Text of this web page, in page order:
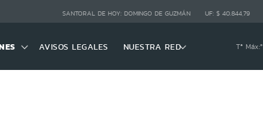
SANTORAL DE HOY: DOMINGO DE GUZMÁN UF: $ 40.844,79
AVISOS LEGALES NUESTRA RED Tª Máx:º